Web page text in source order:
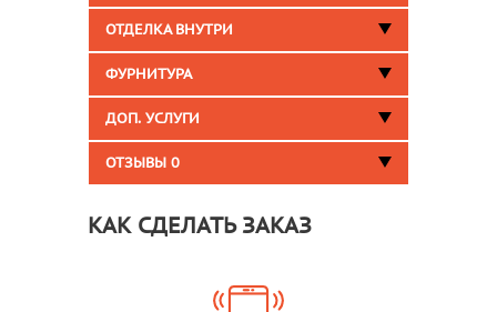
ОТДЕЛКА ВНУТРИ
ФУРНИТУРА
ДОП. УСЛУГИ
ОТЗЫВЫ 0
КАК СДЕЛАТЬ ЗАКАЗ